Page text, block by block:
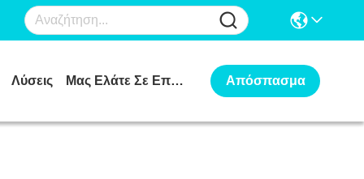
Λύσεις Μας Ελάτε Σε Επαφή Με Απόσπασμα